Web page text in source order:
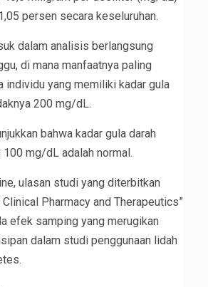
persen secara keseluruhan.
dalam analisis berlangsung
di mana manfaatnya paling
individu yang memiliki kadar gula
200 mg/dL.
bahwa kadar gula darah
100 mg/dL adalah normal.
ulasan studi yang diterbitkan
Pharmacy and Therapeutics”
efek samping yang merugikan
dalam studi penggunaan lidah